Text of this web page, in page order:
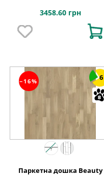
1WC000002
3458.60 грн
−16% 6
Паркетна дошка Beauty